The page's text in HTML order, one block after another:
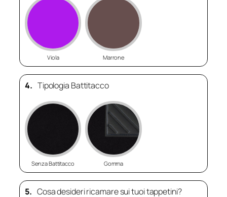
Viola Marrone
4. Tipologia Battitacco
Senza Battitacco Gomma
5. Cosa desideri ricamare sui tuoi tappetini?